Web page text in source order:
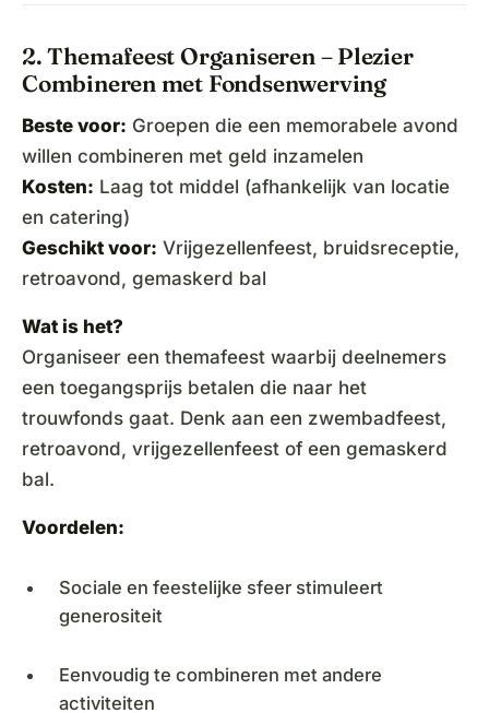
2. Themafeest Organiseren – Plezier
Combineren met Fondsenwerving
Beste voor: Groepen die een memorabele avond
willen combineren met geld inzamelen
Kosten: Laag tot middel (afhankelijk van locatie
en catering)
Geschikt voor: Vrijgezellenfeest, bruidsreceptie,
retroavond, gemaskerd bal
Wat is het?
Organiseer een themafeest waarbij deelnemers
een toegangsprijs betalen die naar het
trouwfonds gaat. Denk aan een zwembadfeest,
retroavond, vrijgezellenfeest of een gemaskerd
bal.
Voordelen:
Sociale en feestelijke sfeer stimuleert
generositeit
Eenvoudig te combineren met andere
activiteiten